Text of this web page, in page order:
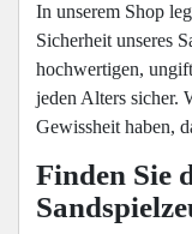
In unserem Shop
Sicherheit unseres
hochwertigen,
jeden Alters sicher.
Gewissheit haben,
Finden Sie